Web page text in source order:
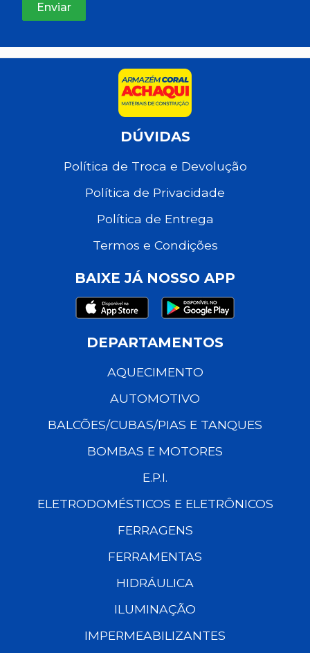
DÚVIDAS
Política de Troca e Devolução
Política de Privacidade
Política de Entrega
Termos e Condições
BAIXE JÁ NOSSO APP
DEPARTAMENTOS
AQUECIMENTO
AUTOMOTIVO
BALCÕES/CUBAS/PIAS E TANQUES
BOMBAS E MOTORES
E.P.I.
ELETRODOMÉSTICOS E ELETRÔNICOS
FERRAGENS
FERRAMENTAS
HIDRÁULICA
ILUMINAÇÃO
IMPERMEABILIZANTES